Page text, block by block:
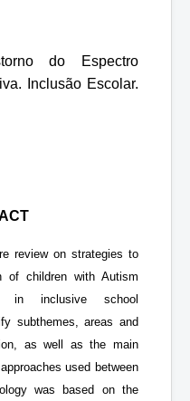
do Espectro
Inclusão Escolar.
review on strategies to
of children with Autism
in inclusive school
subthemes, areas and
as well as the main
used between
was based on the